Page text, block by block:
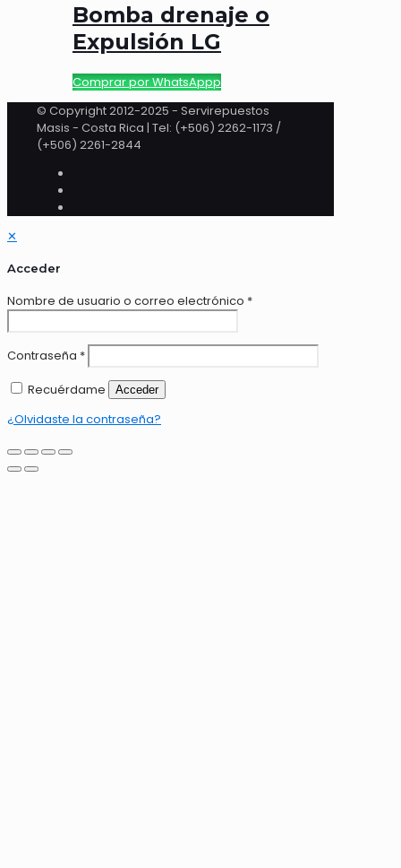
Bomba drenaje o
Expulsión LG
Comprar por WhatsAppp
© Copyright 2012-2025 - Servirepuestos
Masis - Costa Rica | Tel: (+506) 2262-1173 /
(+506) 2261-2844
✕
Acceder
Nombre de usuario o correo electrónico *
Contraseña *
Recuérdame
Acceder
¿Olvidaste la contraseña?